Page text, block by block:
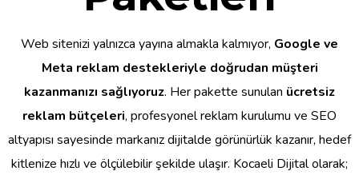
Web sitenizi yalnızca yayına almakla kalmıyor, Google ve
Meta reklam destekleriyle doğrudan müşteri
kazanmanızı sağlıyoruz. Her pakette sunulan ücretsiz
reklam bütçeleri, profesyonel reklam kurulumu ve SEO
altyapısı sayesinde markanız dijitalde görünürlük kazanır, hedef
kitlenize hızlı ve ölçülebilir şekilde ulaşır. Kocaeli Dijital olarak;